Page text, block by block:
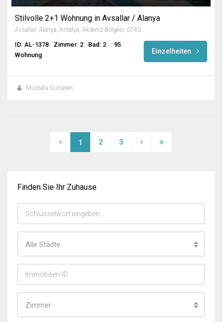
Stilvolle 2+1 Wohnung in Avsallar / Alanya
ID: AL-1378 Zimmer: 2 Bad: 2
: 95
Wohnung
Einzelheiten
Mustafa Gülseren
1 2 3
Finden Sie Ihr Zuhause
Alle Städte
Zimmer